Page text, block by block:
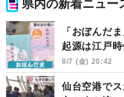
県内の新着ニュー
「おぼんだ
起源は江戸
8/7 (金) 20:42
仙台空港で